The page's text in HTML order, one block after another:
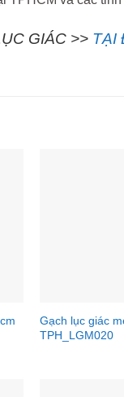
GIÁC >> TẠI
Gạch lục giác
TPH_LGM020